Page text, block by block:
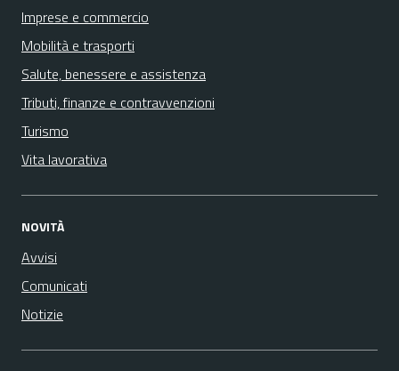
Imprese e commercio
Mobilità e trasporti
Salute, benessere e assistenza
Tributi, finanze e contravvenzioni
Turismo
Vita lavorativa
NOVITÀ
Avvisi
Comunicati
Notizie